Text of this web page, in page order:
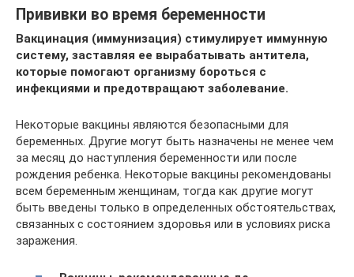
Прививки во время беременности
Вакцинация (иммунизация) стимулирует иммунную
систему, заставляя ее вырабатывать антитела,
которые помогают организму бороться с
инфекциями и предотвращают заболевание.
Некоторые вакцины являются безопасными для
беременных. Другие могут быть назначены не менее чем
за месяц до наступления беременности или после
рождения ребенка. Некоторые вакцины рекомендованы
всем беременным женщинам, тогда как другие могут
быть введены только в определенных обстоятельствах,
связанных с состоянием здоровья или в условиях риска
заражения.